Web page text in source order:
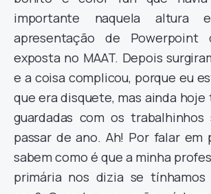
importante naquela altura
apresentação de
exposta no MAAT. Depois
e a coisa complicou, porque eu
que era disquete, mas ainda hoje
guardadas com os trabalhinhos
passar de ano. Ah! Por falar em
sabem como é que a minha
primária nos dizia se